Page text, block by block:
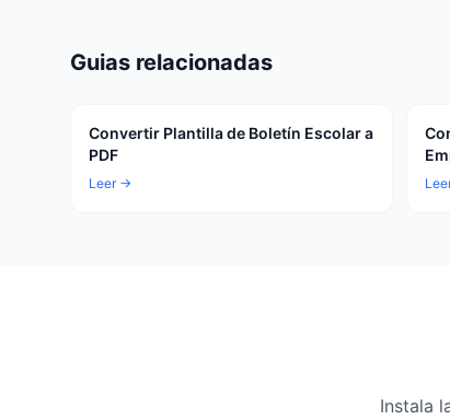
Guias relacionadas
Convertir Plantilla de Boletín Escolar a
PDF
Leer →
Instala